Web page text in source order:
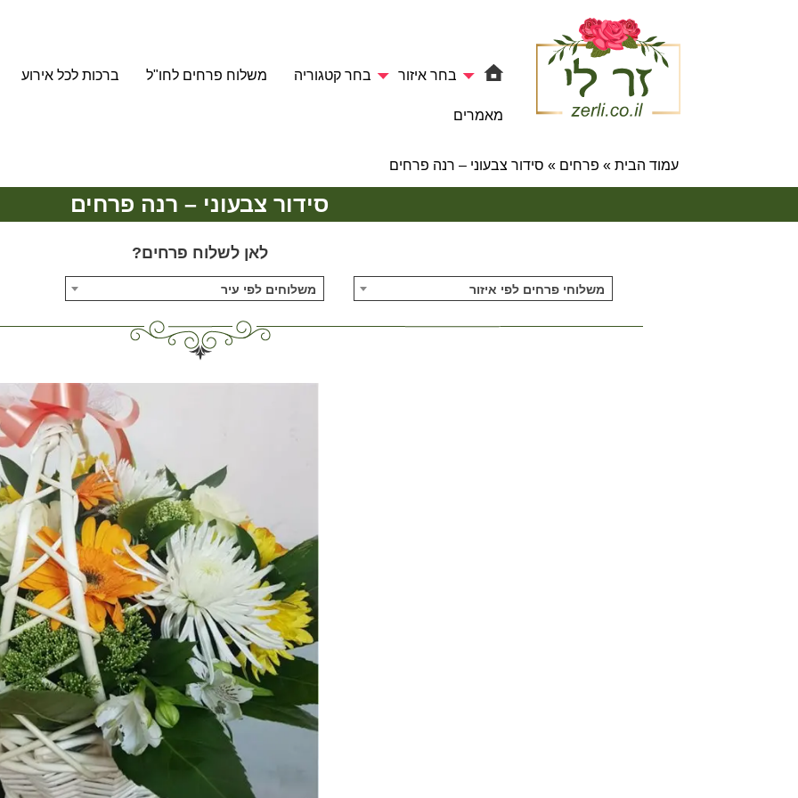
בחר איזור בחר קטגוריה משלוח פרחים לחו"ל ברכות לכל אירוע
מאמרים
עמוד הבית » פרחים » סידור צבעוני – רנה פרחים
סידור צבעוני – רנה פרחים
לאן לשלוח פרחים?
משלוחי פרחים לפי איזור משלוחים לפי עיר